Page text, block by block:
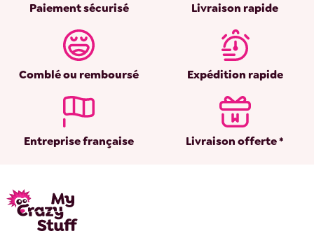
Paiement sécurisé Livraison rapide
Comblé ou remboursé Expédition rapide
Entreprise française Livraison offerte *